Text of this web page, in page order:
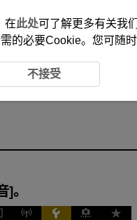
]。
在此处可了解更多有关我
的必要Cookie。您可随
不接受